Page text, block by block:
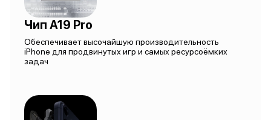
Чип A19 Pro
Обеспечивает высочайшую производительность
iPhone для продвинутых игр и самых ресурсоёмких
задач